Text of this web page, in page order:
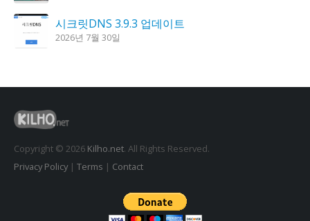
시크릿DNS 3.9.3 업데이트
2026년 7월 30일
홈페이지 리뉴얼 작업 완료
2026년 8월 7일
Copyright © 2026 Kilho.net. All Rights Reserved.
Privacy Policy| Terms | Contact